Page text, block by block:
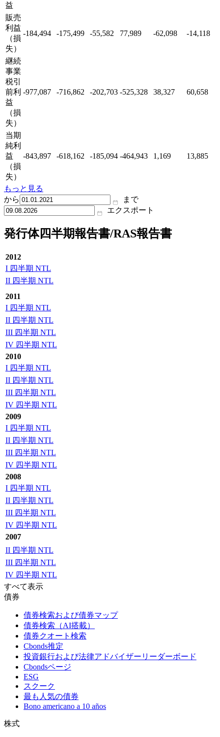
益
販売
利益
（損
失）
-184,494 -175,499 -55,582 77,989 -62,098 -14,118
継続
事業
税引
前利
益
（損
失）
-977,087 -716,862 -202,703 -525,328 38,327 60,658
当期
純利
益
（損
失）
-843,897 -618,162 -185,094 -464,943 1,169 13,885
もっと見る
から
まで
エクスポート
発行体四半期報告書/RAS報告書
2012
I 四半期 NTL
II 四半期 NTL
2011
I 四半期 NTL
II 四半期 NTL
III 四半期 NTL
IV 四半期 NTL
2010
I 四半期 NTL
II 四半期 NTL
III 四半期 NTL
IV 四半期 NTL
2009
I 四半期 NTL
II 四半期 NTL
III 四半期 NTL
IV 四半期 NTL
2008
I 四半期 NTL
II 四半期 NTL
III 四半期 NTL
IV 四半期 NTL
2007
II 四半期 NTL
III 四半期 NTL
IV 四半期 NTL
すべて表示
債券
債券検索および債券マップ
債券検索（AI搭載）
債券クオート検索
Cbonds推定
投資銀行および法律アドバイザーリーダーボード
Cbondsページ
ESG
スクーク
最も人気の債券
Bono americano a 10 años
株式